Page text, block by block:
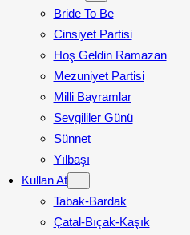
Bride To Be
Cinsiyet Partisi
Hoş Geldin Ramazan
Mezuniyet Partisi
Milli Bayramlar
Sevgililer Günü
Sünnet
Yılbaşı
Kullan At
Tabak-Bardak
Çatal-Bıçak-Kaşık